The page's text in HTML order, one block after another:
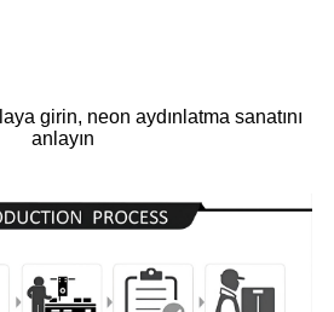
girin, neon aydınlatma sanatını
anlayın